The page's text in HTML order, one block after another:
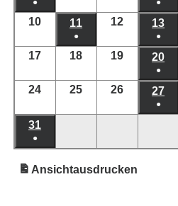
● ●
10 11
●
12 13
●
17 18 19 20
●
24 25 26 27
●
31
●
Ansichtausdrucken